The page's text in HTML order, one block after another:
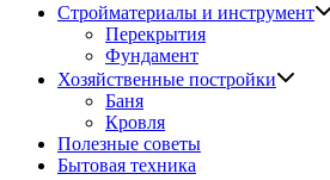
Стройматериалы и инструмент
Перекрытия
Фундамент
Хозяйственные постройки
Баня
Кровля
Полезные советы
Бытовая техника